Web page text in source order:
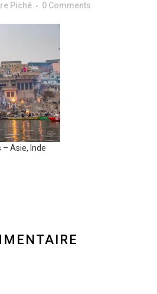
Piché 0 Comments
– Asie, Inde